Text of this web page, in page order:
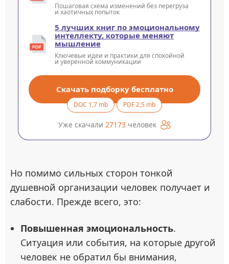
Пошаговая схема изменений без перегруза
и хаотичных попыток
5 лучших книг по эмоциональному
интеллекту, которые меняют
мышление
Ключевые идеи и практики для спокойной
и уверенной коммуникации
Скачать подборку бесплатно
DOC 1,7 mb PDF 2,5 mb
Уже скачали 27173 человек
Но помимо сильных сторон тонкой
душевной организации человек получает и
слабости. Прежде всего, это:
Повышенная эмоциональность.
Ситуация или события, на которые другой
человек не обратил бы внимания,